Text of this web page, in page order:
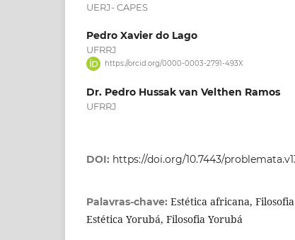
UERJ- CAPES
Pedro Xavier do Lago
UFRRJ
https://orcid.org/0000-0003-2791-493X
Dr. Pedro Hussak van Velthen Ramos
UFRRJ
DOI: https://doi.org/10.7443/
Palavras-chave: Estética africana,
Estética Yorubá, Filosofia Yorubá